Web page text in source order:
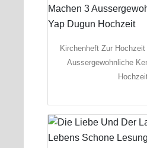
Kirchenheft Zur
Aussergewohnliche